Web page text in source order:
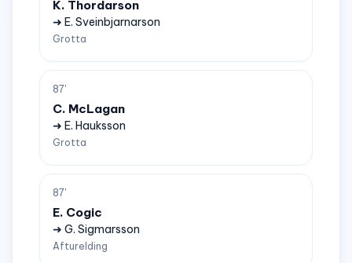
K. Thordarson
➜ E. Sveinbjarnarson
Grotta
87'
C. McLagan
➜ E. Hauksson
Grotta
87'
E. Cogic
➜ G. Sigmarsson
Afturelding